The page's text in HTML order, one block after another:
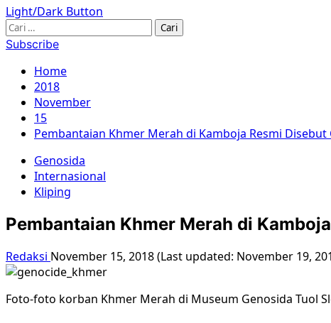
Light/Dark Button
Cari
untuk:
Subscribe
Home
2018
November
15
Pembantaian Khmer Merah di Kamboja Resmi Disebut
Genosida
Internasional
Kliping
Pembantaian Khmer Merah di
Redaksi November 15, 2018 (Last updated: November 19,
Foto-foto korban Khmer Merah di Museum Genosida Tuol